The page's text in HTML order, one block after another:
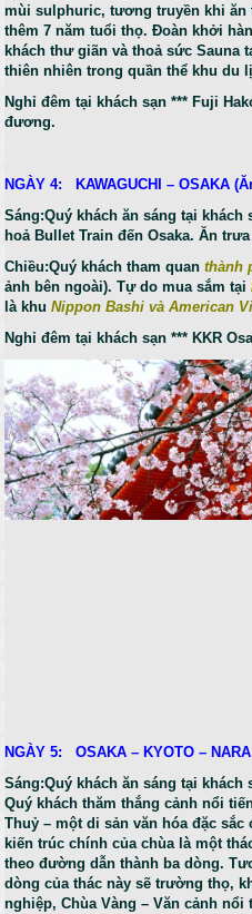
mùi sulphuric, tương truyền khi ăn
thêm 7 năm tuổi thọ. Đoàn khởi
khách thư giãn và thoả sức Sauna
thiên nhiên trong quần thể khu du
Nghỉ đêm tại khách sạn *** Fuji
đương.
NGÀY 4: KAWAGUCHI – OSAKA
Sáng:Quý khách ăn sáng tại khách
hoả Bullet Train đến Osaka. Ăn
Chiều:Quý khách tham quanthành
ảnh bên ngoài). Tự do mua sắm tại
là khuNippon Bashi và American
Nghỉ đêm tại khách sạn *** KKR
NGÀY 5: OSAKA – KYOTO –
Sáng:Quý khách ăn sáng tại
Quý khách thăm thắng cảnh nổi
Thuỷ – một di sản văn hóa đặc
kiến trúc chính của chùa là một
theo đường dẫn thành ba dòng.
dòng của thác này sẽ trường thọ,
nghiệp, Chùa Vàng – Văn cảnh